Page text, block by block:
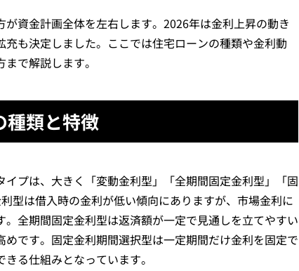
資金計画全体を左右します。2026年は金利上昇の動き
も決定しました。ここでは住宅ローンの種類や金利動
で解説します。
種類と特徴
プは、大きく「変動金利型」「全期間固定金利型」「固
型は借入時の金利が低い傾向にありますが、市場金利に
全期間固定金利型は返済額が一定で見通しを立てやすい
です。固定金利期間選択型は一定期間だけ金利を固定で
る仕組みとなっています。